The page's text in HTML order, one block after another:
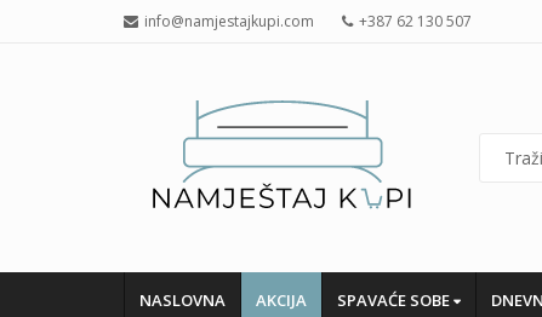
info@namjestajkupi.com +387 62 130 507
NASLOVNA AKCIJA SPAVAĆE SOBE